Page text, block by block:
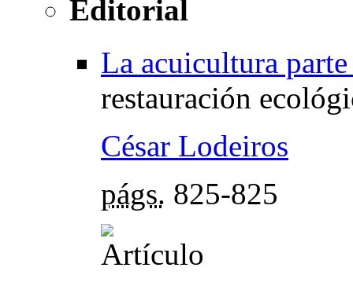
Editorial
La acuicultura
restauración
César Lodeiros
págs. 825-825